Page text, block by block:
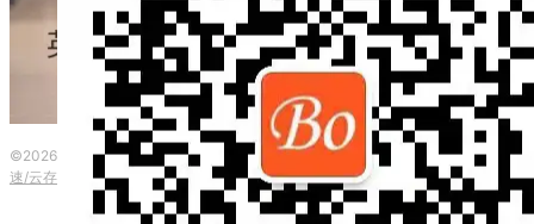
©2026 波英教育咨询 · 粤ICP备2023153917号| 本网站由
提供CDN加
速/云存储服务